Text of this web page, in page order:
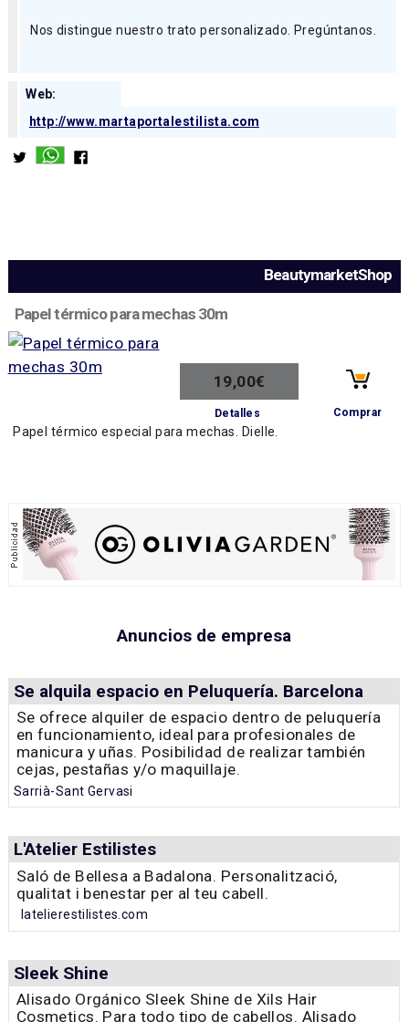
Nos distingue nuestro trato personalizado. Pregúntanos.
Web:
http://www.martaportalestilista.com
BeautymarketShop
Papel térmico para mechas 30m
19,00€
Detalles Comprar
Papel térmico especial para mechas. Dielle.
Anuncios de empresa
Se alquila espacio en Peluquería. Barcelona
Se ofrece alquiler de espacio dentro de peluquería
en funcionamiento, ideal para profesionales de
manicura y uñas. Posibilidad de realizar también
cejas, pestañas y/o maquillaje.
Sarrià-Sant Gervasi
L'Atelier Estilistes
Saló de Bellesa a Badalona. Personalització,
qualitat i benestar per al teu cabell.
latelierestilistes.com
Sleek Shine
Alisado Orgánico Sleek Shine de Xils Hair
Cosmetics. Para todo tipo de cabellos. Alisado